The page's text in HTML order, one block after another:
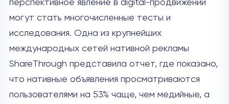
перспективное явление в digital-продвижении
могут стать многочисленные тесты и
исследования. Одна из крупнейших
международных сетей нативной рекламы
ShareThrough представила отчет, где показано,
что нативные объявления просматриваются
пользователями на 53% чаще, чем медийные, а